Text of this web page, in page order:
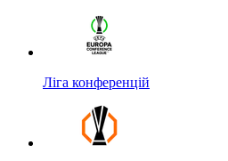
Ліга конференцій